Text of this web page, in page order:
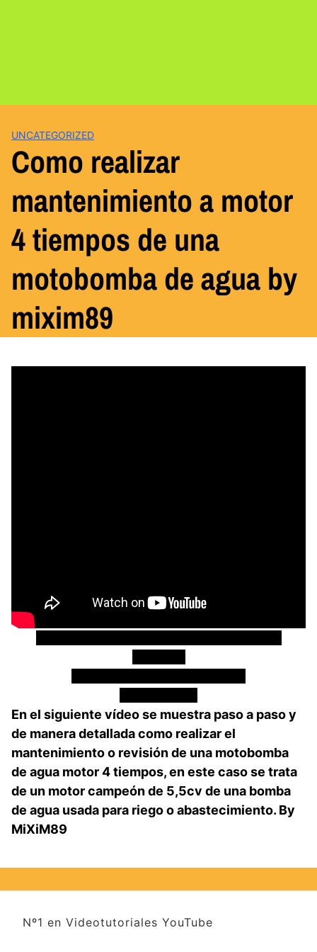
UNCATEGORIZED
Como realizar
mantenimiento a motor
4 tiempos de una
motobomba de agua by
mixim89
En el siguiente vídeo se muestra paso a paso y
de manera detallada como realizar el
mantenimiento o revisión de una motobomba
de agua motor 4 tiempos, en este caso se trata
de un motor campeón de 5,5cv de una bomba
de agua usada para riego o abastecimiento. By
MiXiM89
Nº1 en Videotutoriales YouTube